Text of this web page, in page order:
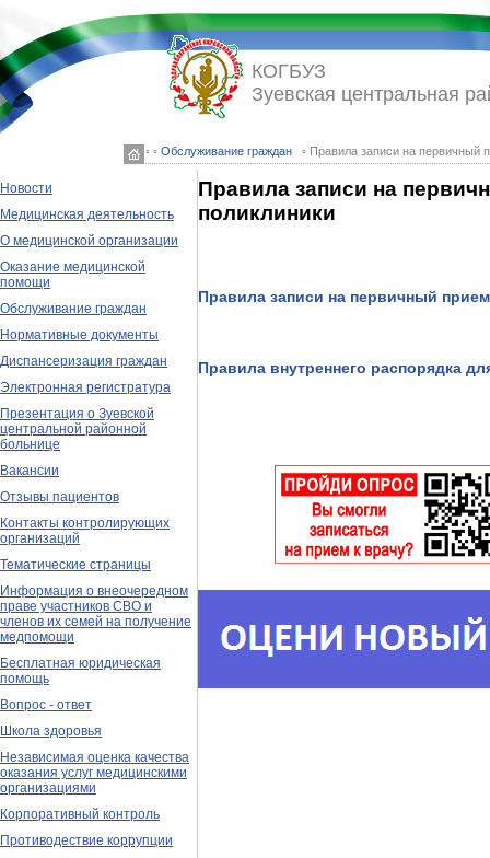
◦ ◦ Обслуживание граждан ◦ Правила записи на первичный
КОГБУЗ
Зуевская центральная
Новости
Медицинская деятельность
О медицинской организации
Оказание медицинской
помощи
Обслуживание граждан
Нормативные документы
Диспансеризация граждан
Электронная регистратура
Презентация о Зуевской
центральной районной
больнице
Вакансии
Отзывы пациентов
Контакты контролирующих
организаций
Тематические страницы
Информация о внеочередном
праве участников СВО и
членов их семей на получение
медпомощи
Бесплатная юридическая
помощь
Вопрос - ответ
Школа здоровья
Независимая оценка качества
оказания услуг медицинскими
организациями
Корпоративный контроль
Противодествие коррупции
Правила записи на
поликлиники
Правила записи на первичный
Правила внутреннего распорядка